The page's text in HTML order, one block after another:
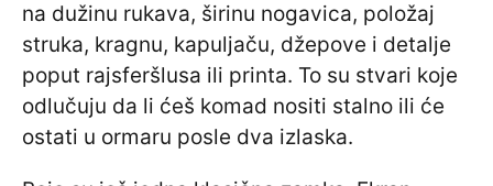
na dužinu rukava, širinu nogavica, položaj
struka, kragnu, kapuljaču, džepove i detalje
poput rajsferšlusa ili printa. To su stvari koje
odlučuju da li ćeš komad nositi stalno ili će
ostati u ormaru posle dva izlaska.